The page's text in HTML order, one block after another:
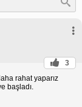
3
rahat yaparız
başladı.